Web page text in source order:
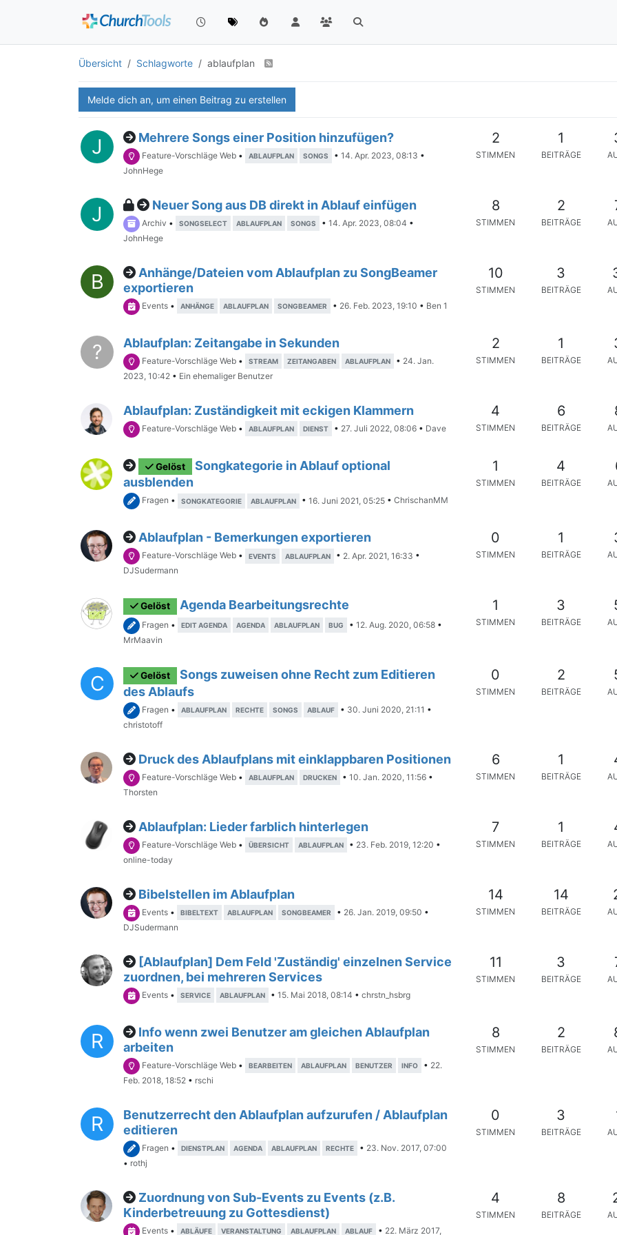
Übersicht Schlagworte ablaufplan
Melde dich an, um einen Beitrag zu erstellen
J Mehrere Songs einer Position hinzufügen?
Feature-Vorschläge Web • ABLAUFPLAN SONGS • 14. Apr. 2023, 08:13 •
JohnHege
2
STIMMEN
1
BEITRÄGE
J Neuer Song aus DB direkt in Ablauf einfügen
Archiv • SONGSELECT ABLAUFPLAN SONGS • 14. Apr. 2023, 08:04 •
JohnHege
8
STIMMEN
2
BEITRÄGE
B
Anhänge/Dateien vom Ablaufplan zu SongBeamer
exportieren
Events • ANHÄNGE ABLAUFPLAN SONGBEAMER • 26. Feb. 2023, 19:10 • Ben 1
10
STIMMEN
3
BEITRÄGE
? Ablaufplan: Zeitangabe in Sekunden
Feature-Vorschläge Web • STREAM ZEITANGABEN ABLAUFPLAN • 24. Jan.
2023, 10:42 • Ein ehemaliger Benutzer
2
STIMMEN
1
BEITRÄGE
Ablaufplan: Zuständigkeit mit eckigen Klammern
Feature-Vorschläge Web • ABLAUFPLAN DIENST • 27. Juli 2022, 08:06 • Dave
4
STIMMEN
6
BEITRÄGE
Gelöst
Songkategorie in Ablauf optional
ausblenden
Fragen • SONGKATEGORIE ABLAUFPLAN • 16. Juni 2021, 05:25 • ChrischanMM
1
STIMMEN
4
BEITRÄGE
Ablaufplan - Bemerkungen exportieren
Feature-Vorschläge Web • EVENTS ABLAUFPLAN • 2. Apr. 2021, 16:33 •
DJSudermann
0
STIMMEN
1
BEITRÄGE
Gelöst Agenda Bearbeitungsrechte
Fragen • EDIT AGENDA AGENDA ABLAUFPLAN BUG • 12. Aug. 2020, 06:58 •
MrMaavin
1
STIMMEN
3
BEITRÄGE
C Gelöst
Songs zuweisen ohne Recht zum Editieren
des Ablaufs
Fragen • ABLAUFPLAN RECHTE SONGS ABLAUF • 30. Juni 2020, 21:11 •
christotoff
0
STIMMEN
2
BEITRÄGE
Druck des Ablaufplans mit einklappbaren Positionen
Feature-Vorschläge Web • ABLAUFPLAN DRUCKEN • 10. Jan. 2020, 11:56 •
Thorsten
6
STIMMEN
1
BEITRÄGE
Ablaufplan: Lieder farblich hinterlegen
Feature-Vorschläge Web • ÜBERSICHT ABLAUFPLAN • 23. Feb. 2019, 12:20 •
online-today
7
STIMMEN
1
BEITRÄGE
Bibelstellen im Ablaufplan
Events • BIBELTEXT ABLAUFPLAN SONGBEAMER • 26. Jan. 2019, 09:50 •
DJSudermann
14
STIMMEN
14
BEITRÄGE
[Ablaufplan] Dem Feld 'Zuständig' einzelnen Service
zuordnen, bei mehreren Services
Events • SERVICE ABLAUFPLAN • 15. Mai 2018, 08:14 • chrstn_hsbrg
11
STIMMEN
3
BEITRÄGE
R
Info wenn zwei Benutzer am gleichen Ablaufplan
arbeiten
Feature-Vorschläge Web • BEARBEITEN ABLAUFPLAN BENUTZER INFO • 22.
Feb. 2018, 18:52 • rschi
8
STIMMEN
2
BEITRÄGE
R
Benutzerrecht den Ablaufplan aufzurufen / Ablaufplan
editieren
Fragen • DIENSTPLAN AGENDA ABLAUFPLAN RECHTE • 23. Nov. 2017, 07:00
• rothj
0
STIMMEN
3
BEITRÄGE
Zuordnung von Sub-Events zu Events (z.B.
Kinderbetreuung zu Gottesdienst)
Events • ABLÄUFE VERANSTALTUNG ABLAUFPLAN ABLAUF • 22. März 2017,
4
STIMMEN
8
BEITRÄGE